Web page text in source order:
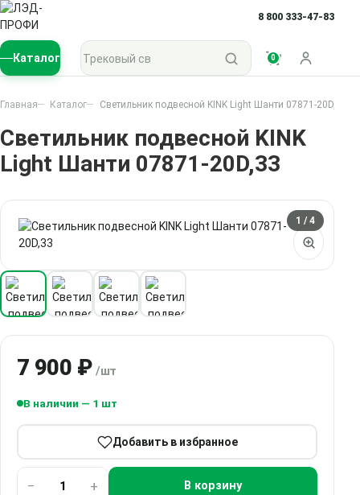
8 800 333-47-83
Каталог
Поиск по каталогу
0
Войти
Главная Каталог Светильник подвесной KINK Light Шанти 07871-20D,33
Светильник подвесной KINK
Light Шанти 07871-20D,33
1 / 4
7 900 ₽ /шт
В наличии — 1 шт
Добавить в избранное
− + В корзину